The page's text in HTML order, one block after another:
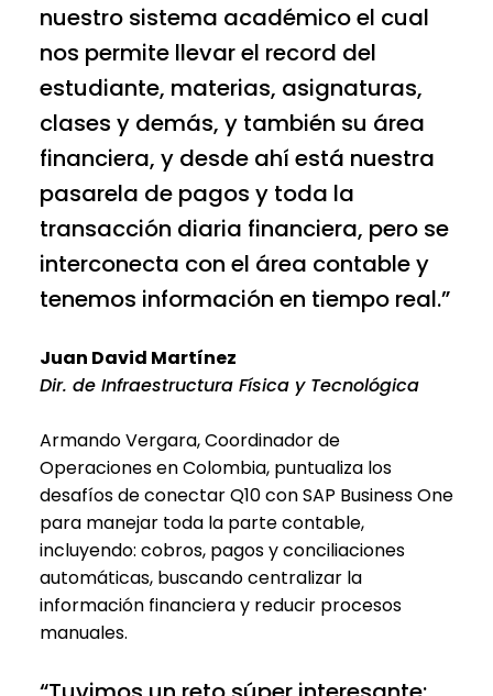
nuestro sistema académico el cual
nos permite llevar el record del
estudiante, materias, asignaturas,
clases y demás, y también su área
financiera, y desde ahí está nuestra
pasarela de pagos y toda la
transacción diaria financiera, pero se
interconecta con el área contable y
tenemos información en tiempo real.”
Juan David Martínez
Dir. de Infraestructura Física y Tecnológica
Armando Vergara, Coordinador de
Operaciones en Colombia, puntualiza los
desafíos de conectar Q10 con SAP Business One
para manejar toda la parte contable,
incluyendo: cobros, pagos y conciliaciones
automáticas, buscando centralizar la
información financiera y reducir procesos
manuales.